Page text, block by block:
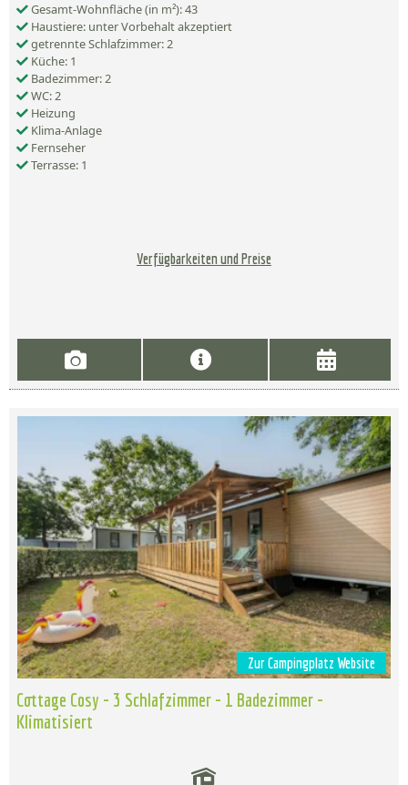
Gesamt-Wohnfläche (in m²): 43
Haustiere: unter Vorbehalt akzeptiert
getrennte Schlafzimmer: 2
Küche: 1
Badezimmer: 2
WC: 2
Heizung
Klima-Anlage
Fernseher
Terrasse: 1
Verfügbarkeiten und Preise
Zur Campingplatz Website
Cottage Cosy - 3 Schlafzimmer - 1 Badezimmer -
Klimatisiert